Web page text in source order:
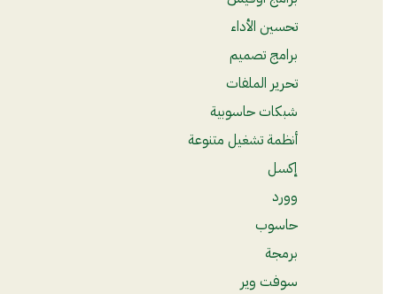
تحسين الأداء
برامج تصميم
تحرير الملفات
شبكات حاسوبية
أنظمة تشغيل متنوعة
إكسل
وورد
حاسوب
برمجة
سوفت وير